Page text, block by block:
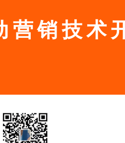
营销技术